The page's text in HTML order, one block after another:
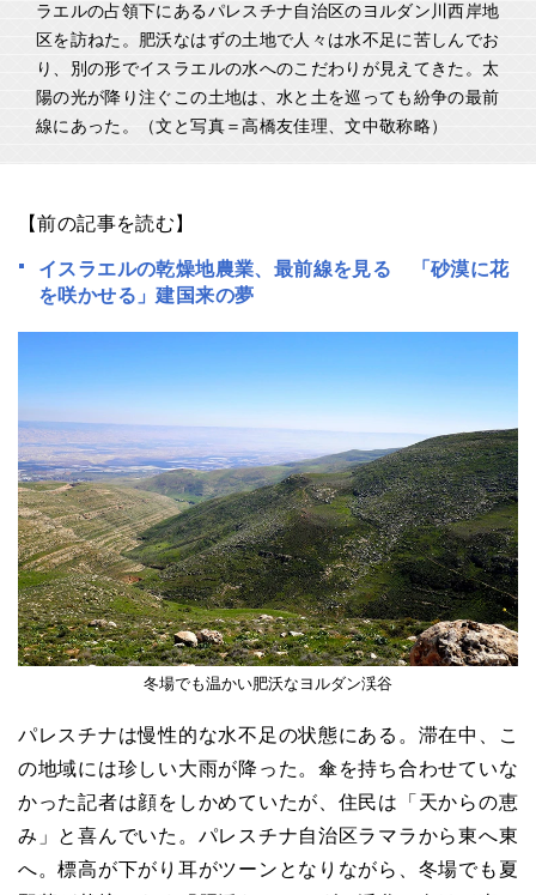
ラエルの占領下にあるパレスチナ自治区のヨルダン川西岸地
区を訪ねた。肥沃なはずの土地で人々は水不足に苦しんでお
り、別の形でイスラエルの水へのこだわりが見えてきた。太
陽の光が降り注ぐこの土地は、水と土を巡っても紛争の最前
線にあった。（文と写真＝高橋友佳理、文中敬称略）
【前の記事を読む】
イスラエルの乾燥地農業、最前線を見る 「砂漠に花
を咲かせる」建国来の夢
冬場でも温かい肥沃なヨルダン渓谷
パレスチナは慢性的な水不足の状態にある。滞在中、こ
の地域には珍しい大雨が降った。傘を持ち合わせていな
かった記者は顔をしかめていたが、住民は「天からの恵
み」と喜んでいた。パレスチナ自治区ラマラから東へ東
へ。標高が下がり耳がツーンとなりながら、冬場でも夏